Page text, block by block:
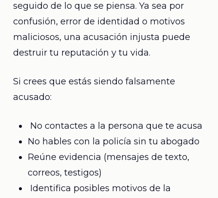
seguido de lo que se piensa. Ya sea por
confusión, error de identidad o motivos
maliciosos, una acusación injusta puede
destruir tu reputación y tu vida.
Si crees que estás siendo falsamente
acusado:
No contactes a la persona que te acusa
No hables con la policía sin tu abogado
Reúne evidencia (mensajes de texto,
correos, testigos)
Identifica posibles motivos de la